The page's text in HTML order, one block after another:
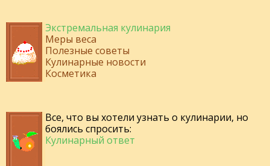
Экстремальная кулинария
Меры веса
Полезные советы
Кулинарные новости
Косметика
Все, что вы хотели узнать о кулинарии, но
боялись спросить:
Кулинарный ответ